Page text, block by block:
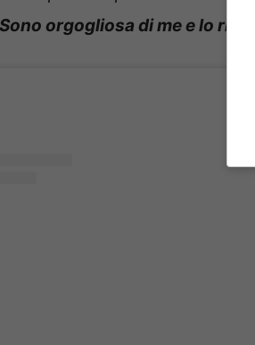
Sono orgogliosa di me e lo